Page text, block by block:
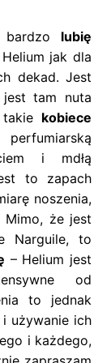
bardzo lubię
jak dla
dekad. Jest
tam nuta
kobiece
i mdłą
to zapach
noszenia,
że jest
Narguile, to
– Helium jest
od
to jednak
używanie ich
i każdego,